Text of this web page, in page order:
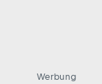
Werbung